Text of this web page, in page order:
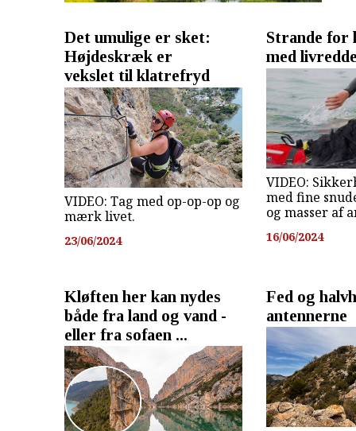
Det umulige er sket:
Højdeskræk er
vekslet til klatrefryd
VIDEO: Tag med op-op-op og
mærk livet.
23/06/2024
Strande for
med
VIDEO:
med fine
og masser af
16/06/2024
Kløften her kan nydes
både fra land og vand -
eller fra sofaen ...
Fed og
antennerne